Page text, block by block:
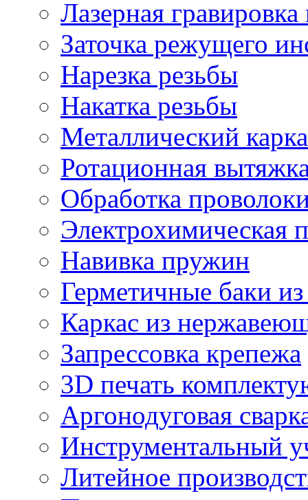
Лазерная
Заточка режущего
Нарезка резьбы
Накатка резьбы
Металлический
Ротационная
Обработка
Электрохимическая
Навивка пружин
Герметичные баки
Каркас из
Запрессовка крепежа
3D печать
Аргонодуговая
Инструментальный
Литейное